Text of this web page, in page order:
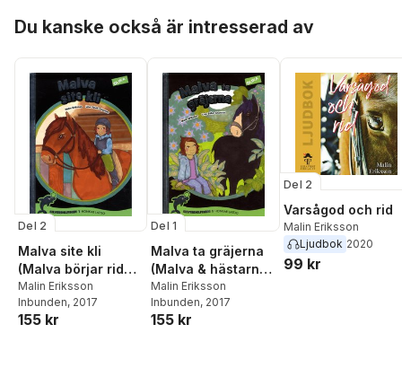
Denvall,Madeleine
Forkby
Gabrielsson,Peter
Gabrielsson,Marie
Hansson ,Helena
Hedman,Lovisa
Högberg,Peter
Jonsson,Carolina
Klockmo, Arne
Kristiansen,
Lundgren,Minna
Lundgren
Nima Sanandaji,
Sjöberg Lupita
Svensson,Päivi
Turunen,Eva Wikström
Liv Zetterberg
Du kanske också är intresserad av
Del 2
Malva site kli
(Malva börjar rida
på resanderomani)
Malin Eriksson
Inbunden, 2017
155 kr
Del 1
Malva ta gräjerna
(Malva & hästarna
på resanderomani)
Malin Eriksson
Inbunden, 2017
155 kr
Del 2
Varsågod och rid
Malin Eriksson
Ljudbok 2020
99 kr